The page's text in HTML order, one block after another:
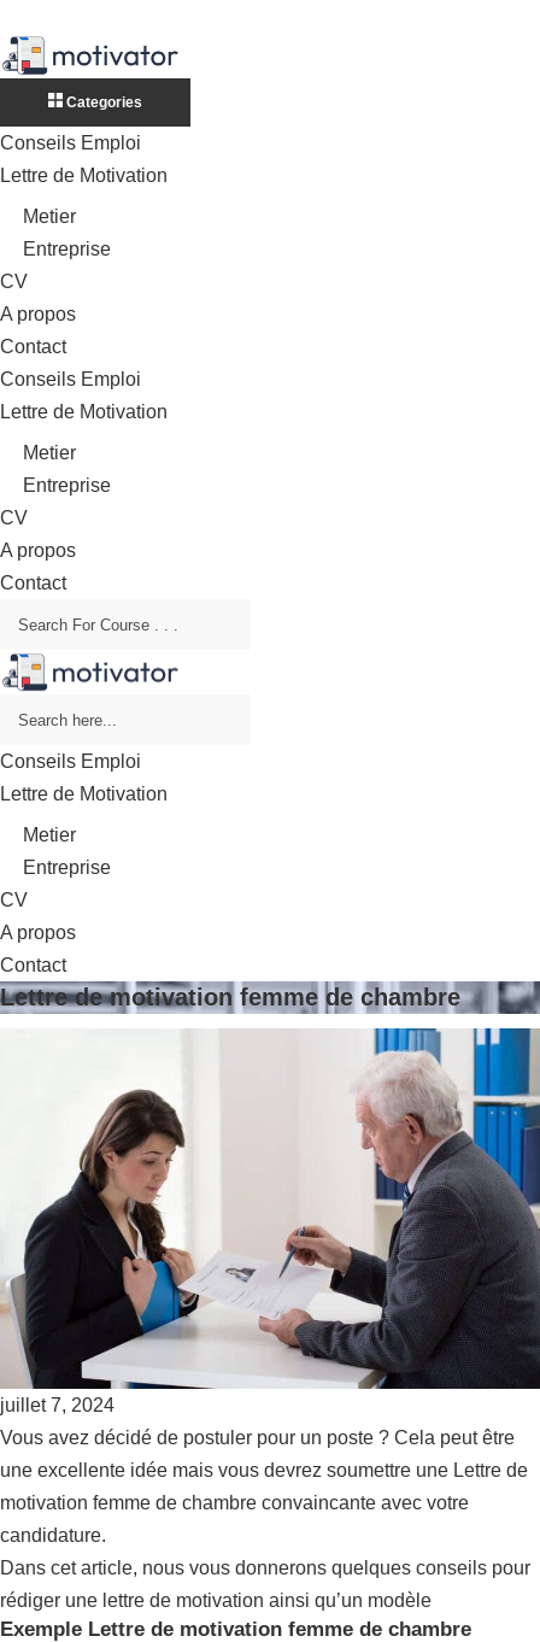
Categories
Conseils Emploi
Lettre de Motivation
Metier
Entreprise
CV
A propos
Contact
Conseils Emploi
Lettre de Motivation
Metier
Entreprise
CV
A propos
Contact
Conseils Emploi
Lettre de Motivation
Metier
Entreprise
CV
A propos
Contact
Lettre de motivation femme de chambre
juillet 7, 2024
Vous avez décidé de postuler pour un poste ? Cela peut être
une excellente idée mais vous devrez soumettre une Lettre de
motivation femme de chambre convaincante avec votre
candidature.
Dans cet article, nous vous donnerons quelques conseils pour
rédiger une lettre de motivation ainsi qu’un modèle
Exemple Lettre de motivation femme de chambre